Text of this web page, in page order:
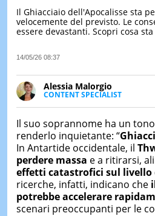
Il Ghiacciaio dell'Apocalisse sta
velocemente del previsto. Le
essere devastanti. Scopri cosa
14/05/26 08:37
Alessia Malorgio
CONTENT SPECIALIST
Ha conseguito un Master
occupa della creazione di
dello sviluppo di strategie
canali digitali.
Il suo soprannome ha un
renderlo inquietante: “
In Antartide occidentale, il
perdere massa e a ritirarsi,
effetti catastrofici sul livello
ricerche, infatti, indicano che
potrebbe accelerare
scenari preoccupanti per le